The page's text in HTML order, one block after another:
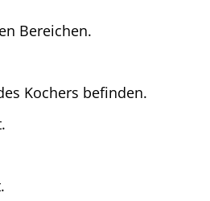
Bereichen.
Kochers befinden.